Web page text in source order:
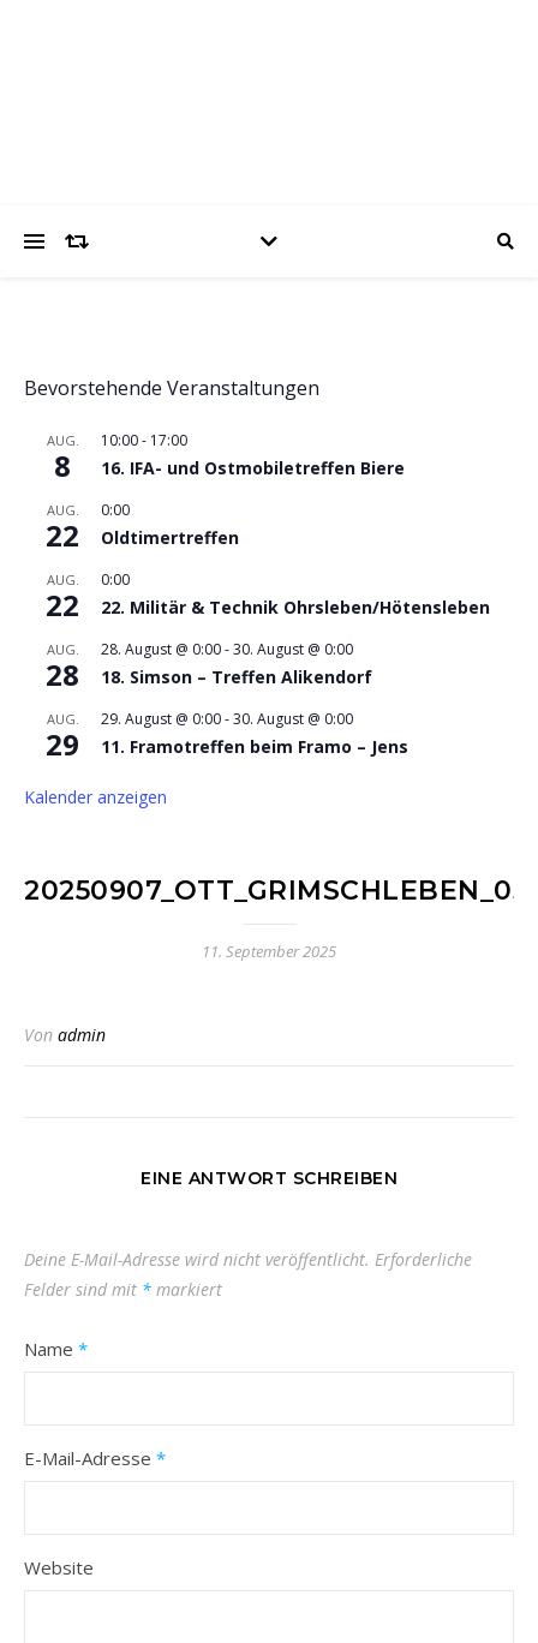
Bevorstehende Veranstaltungen
AUG.
8
10:00- 17:00
16. IFA- und Ostmobiletreffen Biere
AUG.
22
0:00
Oldtimertreffen
AUG.
22
0:00
22. Militär & Technik Ohrsleben/Hötensleben
AUG.
28
28. August @ 0:00-30. August @ 0:00
18. Simson – Treffen Alikendorf
AUG.
29
29. August @ 0:00-30. August @ 0:00
11. Framotreffen beim Framo – Jens
Kalender anzeigen
11. September 2025
Von admin
EINE ANTWORT SCHREIBEN
Deine E-Mail-Adresse wird nicht veröffentlicht. Erforderliche
Felder sind mit * markiert
Name *
E-Mail-Adresse *
Website